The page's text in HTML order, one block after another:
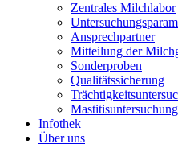
Zentrales Milchlabor
Ansprechpartner
Mitteilung der
Sonderproben
Qualitätssicherung
Infothek
Über uns